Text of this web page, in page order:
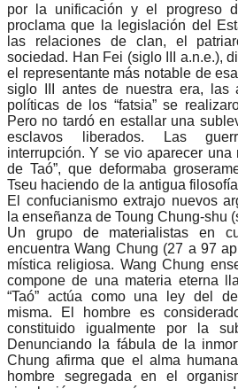
por la unificación y el progreso
proclama que la legislación del
las relaciones de clan, el
sociedad. Han Fei (siglo III a.n.e.),
el representante más notable de
siglo III antes de nuestra era, las
políticas de los “fatsia” se
Pero no tardó en estallar una
esclavos liberados. Las
interrupción. Y se vio aparecer una
de Taó”, que deformaba
Tseu haciendo de la antigua
El confucianismo extrajo nuevos
la enseñanza de Toung Chung-shu
Un grupo de materialistas en
encuentra Wang Chung (27 a 97
mística religiosa. Wang Chung
compone de una materia eterna
“Taó” actúa como una ley del
misma. El hombre es
constituido igualmente por la
Denunciando la fábula de la
Chung afirma que el alma
hombre segregada en el